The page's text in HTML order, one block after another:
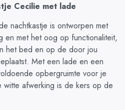
Cecilie met lade
nachtkastje is ontworpen met
en met het oog op functionaliteit,
het bed en op de door jou
Met een lade en een
opbergruimte voor je
afwerking is de kers op de